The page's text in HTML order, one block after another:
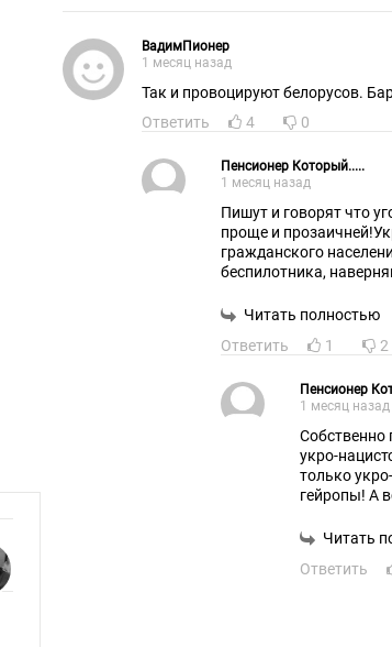
ВадимПионер
1 месяц назад
Так и провоцируют белорусов.
Ответить
4 0
Пенсионер Который.....
1 месяц назад
Пишут и говорят что
проще и
гражданского населения, целенаправленно и осознанно атаковав при
беспилотника,
хладнокровно, понимают, что
договориться
Читать полностью
Ответить
1 2
Пенсионер
1 месяц назад
Собственно
укро-
только
гейропы! А
Читать
Ответить